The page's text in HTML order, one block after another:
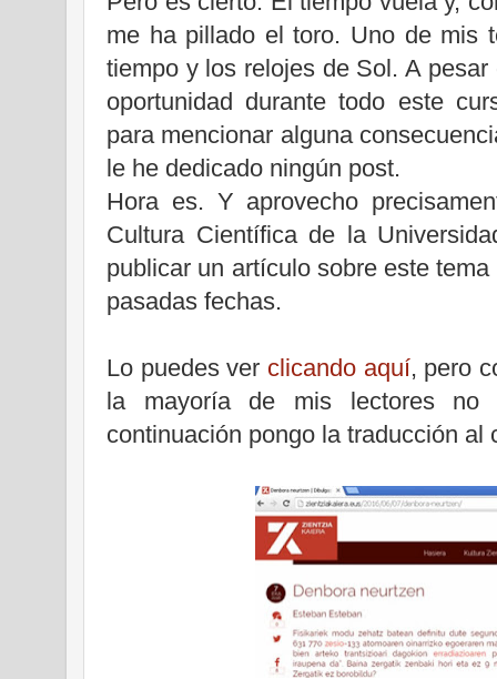
me ha pillado el toro. Uno de mis
tiempo y los relojes de Sol. A
oportunidad durante todo este
para mencionar alguna
le he dedicado ningún post.
Hora es. Y aprovecho
Cultura Científica de la
publicar un artículo sobre este
pasadas fechas.
Lo puedes ver clicando aquí, pero
la mayoría de mis lectores no
continuación pongo la traducción al